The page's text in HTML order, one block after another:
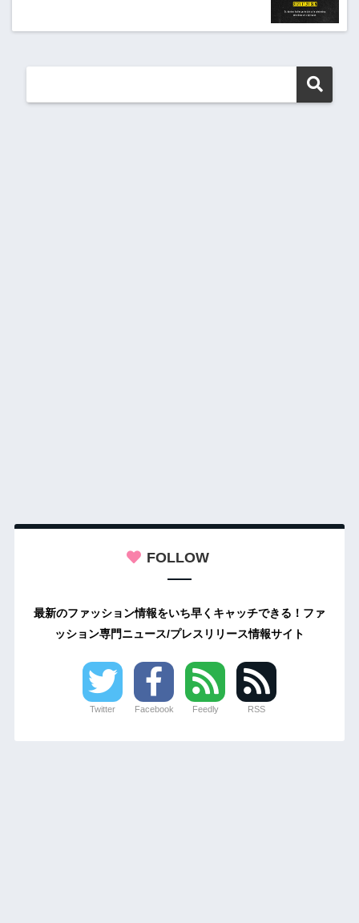
FOLLOW
最新のファッション情報をいち早くキャッチできる！ファ
ッション専門ニュース/プレスリリース情報サイト
Twitter Facebook Feedly RSS